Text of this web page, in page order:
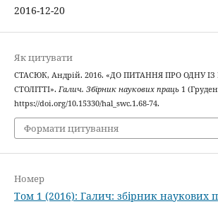
2016-12-20
Як цитувати
СТАСЮК, Андрій. 2016. «ДО ПИТАННЯ ПРО ОДНУ
СТОЛІТТІ». Галич. Збірник наукових праць1
https://doi.org/10.15330/hal_swc.1.68-74.
Формати цитування
Номер
Том 1 (2016): Галич: збірник наукових